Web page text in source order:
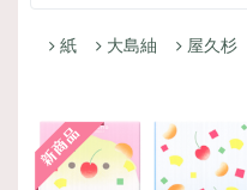
紙 大島紬 屋久杉